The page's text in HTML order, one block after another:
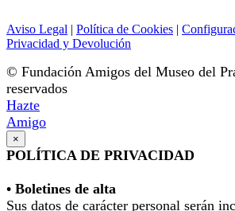
Aviso Legal | Política de Cookies |
Privacidad y Devolución
© Fundación Amigos del Museo del
reservados
Hazte
Amigo
×
POLÍTICA DE PRIVACIDAD
• Boletines de alta
Sus datos de carácter personal serán